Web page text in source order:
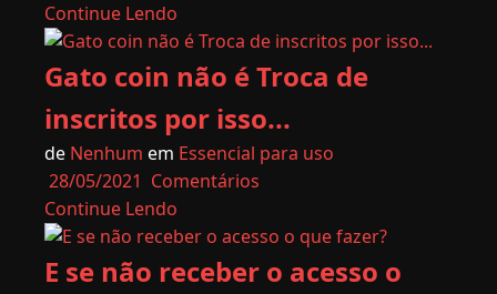
Continue Lendo
Gato coin não é Troca de
inscritos por isso...
de Nenhum em Essencial para uso
28/05/2021 Comentários
Continue Lendo
E se não receber o acesso o